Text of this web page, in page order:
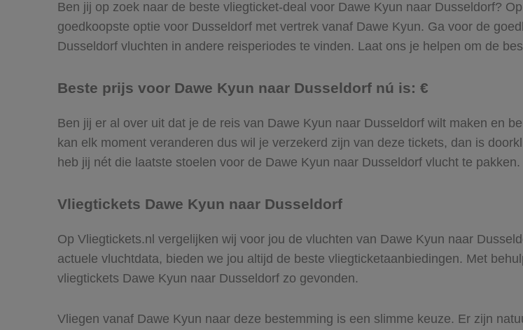
Ben jij op zoek naar de beste vliegticket-deal voor Dawe Kyun naar Dusseldorf?
goedkoopste optie voor Dusseldorf met vertrek vanaf Dawe Kyun. Ga voor de
Dusseldorf vluchten in andere reisperiodes te vinden. Laat ons je helpen om de
Beste prijs voor Dawe Kyun naar Dusseldorf nú is: €
Ben jij er al over uit dat je de reis van Dawe Kyun naar Dusseldorf wilt maken en
kan elk moment veranderen dus wil je verzekerd zijn van deze tickets, dan is
heb jij nét die laatste stoelen voor de Dawe Kyun naar Dusseldorf vlucht te pakken.
Vliegtickets Dawe Kyun naar Dusseldorf
Op Vliegtickets.nl vergelijken wij voor jou de vluchten van Dawe Kyun naar
actuele vluchtdata, bieden we jou altijd de beste vliegticketaanbiedingen. Met
vliegtickets Dawe Kyun naar Dusseldorf zo gevonden.
Vliegen vanaf Dawe Kyun naar deze bestemming is een slimme keuze. Er zijn